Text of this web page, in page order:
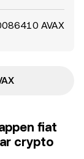
AVAX
fiat
crypto